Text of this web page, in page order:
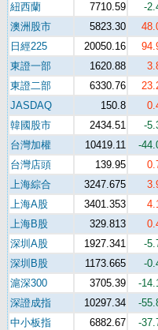
紐西蘭
7710.59 -
澳洲股市
5823.30
日經225
20050.16
東證一部
1620.88
東證二部
6330.76
JASDAQ
150.8
韓國股市
2434.51 -
台灣加權
10419.11 -
台灣店頭
139.95
上海綜合
3247.675
上海A股
3401.353
上海B股
329.813
深圳A股
1927.341 -
深圳B股
1173.665 -
滬深300
3705.39 -
深證成指
10297.34 -
中小板指
6882.67 -